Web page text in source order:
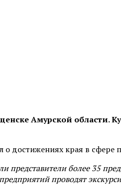
Амурской
о достижениях края в
представители более 35
проводят